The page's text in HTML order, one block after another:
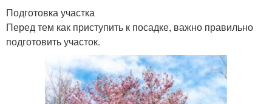
Подготовка участка
Перед тем как приступить к посадке, важно правильно
подготовить участок.